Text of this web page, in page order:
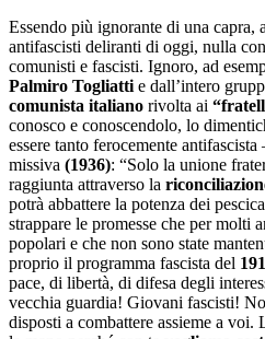
Essendo più ignorante di una capra,
antifascisti deliranti di oggi, nulla
comunisti e fascisti. Ignoro, ad
Palmiro Togliatti e dall’intero
comunista italiano rivolta ai
conosco e conoscendolo, lo
essere tanto ferocemente
missiva (1936): “Solo la unione
raggiunta attraverso la
potrà abbattere la potenza dei
strappare le promesse che per molti
popolari e che non sono state
proprio il programma fascista del
pace, di libertà, di difesa degli
vecchia guardia! Giovani fascisti!
disposti a combattere assieme a